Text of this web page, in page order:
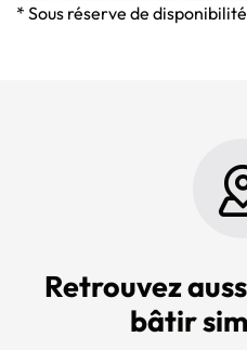
* Sous réserve de
Retrouvez
bâtir